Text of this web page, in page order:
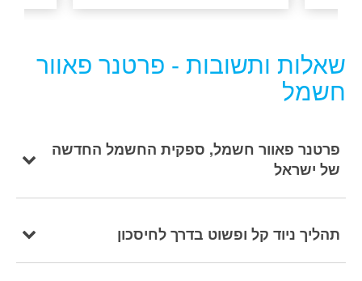
שאלות ותשובות - פרטנר פאוור
חשמל
פרטנר פאוור חשמל, ספקית החשמל החדשה
של ישראל
תהליך ניוד קל ופשוט בדרך לחיסכון